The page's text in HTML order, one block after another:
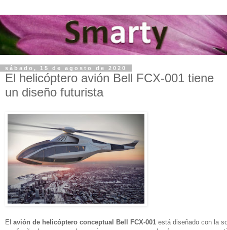
sábado, 15 de agosto de 2020
El helicóptero avión Bell FCX-001 tiene
un diseño futurista
El avión de helicóptero conceptual Bell FCX-001 está diseñado con la